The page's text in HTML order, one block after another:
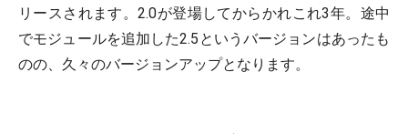
リースされます。2.0が登場してからかれこれ3年。途中
でモジュールを追加した2.5というバージョンはあったも
のの、久々のバージョンアップとなります。